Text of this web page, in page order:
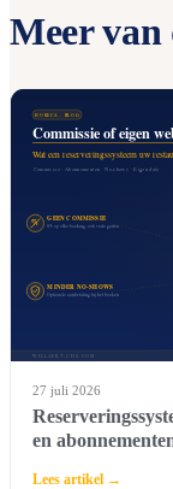
Meer van
27 juli 2026
en
Lees artikel →